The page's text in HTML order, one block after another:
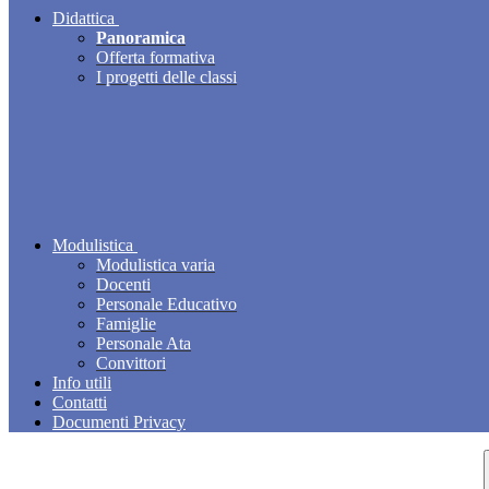
Didattica
Panoramica
Offerta formativa
I progetti delle classi
Modulistica
Modulistica varia
Docenti
Personale Educativo
Famiglie
Personale Ata
Convittori
Info utili
Contatti
Documenti Privacy